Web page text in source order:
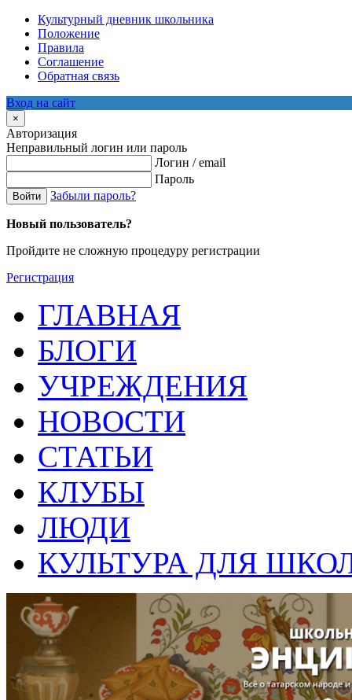
Культурный дневник школьника
Положение
Правила
Соглашение
Обратная связь
Вход на сайт
×
Авторизация
Неправильный логин или пароль
Логин / email
Пароль
Войти Забыли пароль?
Новый пользователь?
Пройдите не сложную процедуру регистрации
Регистрация
ГЛАВНАЯ
БЛОГИ
УЧРЕЖДЕНИЯ
НОВОСТИ
СТАТЬИ
КЛУБЫ
ЛЮДИ
КУЛЬТУРА ДЛЯ